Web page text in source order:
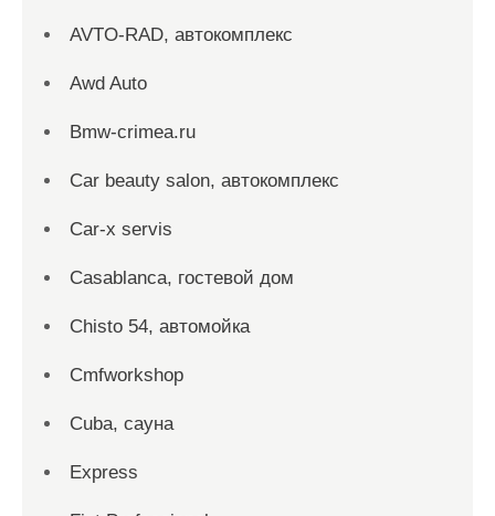
AVTO-RAD, автокомплекс
Awd Auto
Bmw-crimea.ru
Car beauty salon, автокомплекс
Car-x servis
Casablanca, гостевой дом
Chisto 54, автомойка
Cmfworkshop
Cuba, сауна
Express